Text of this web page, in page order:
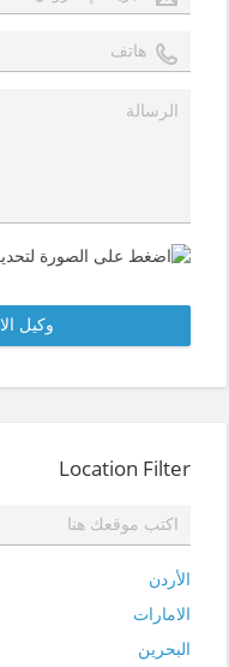
Location Filter
الأردن
الامارات
البحرين